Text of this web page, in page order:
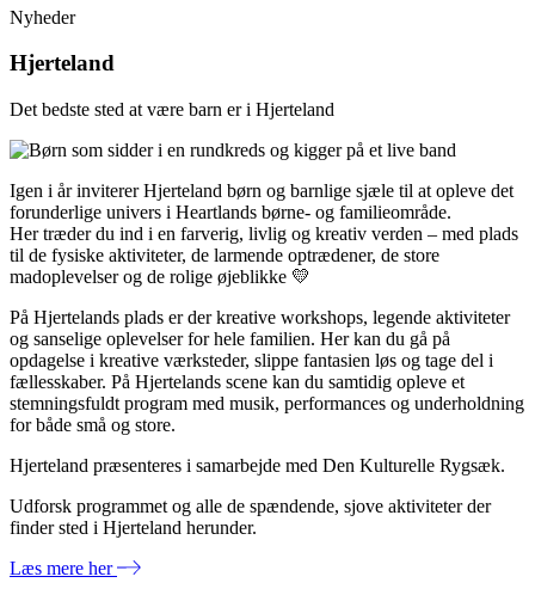
Nyheder
Hjerteland
Det bedste sted at være barn er i Hjerteland
Igen i år inviterer Hjerteland børn og barnlige sjæle til at opleve det
forunderlige univers i Heartlands børne- og familieområde.
Her træder du ind i en farverig, livlig og kreativ verden – med plads
til de fysiske aktiviteter, de larmende optrædener, de store
madoplevelser og de rolige øjeblikke 💛
På Hjertelands plads er der kreative workshops, legende aktiviteter
og sanselige oplevelser for hele familien. Her kan du gå på
opdagelse i kreative værksteder, slippe fantasien løs og tage del i
fællesskaber. På Hjertelands scene kan du samtidig opleve et
stemningsfuldt program med musik, performances og underholdning
for både små og store.
Hjerteland præsenteres i samarbejde med Den Kulturelle Rygsæk.
Udforsk programmet og alle de spændende, sjove aktiviteter der
finder sted i Hjerteland herunder.
Læs mere her